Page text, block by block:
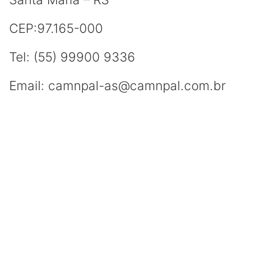
CEP:97.165-000
Tel: (55) 99900 9336
Email: camnpal-as@camnpal.com.br